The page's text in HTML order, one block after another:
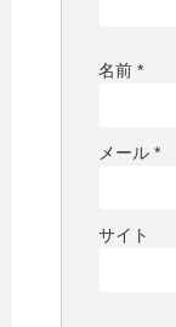
名前 *
メール *
サイト